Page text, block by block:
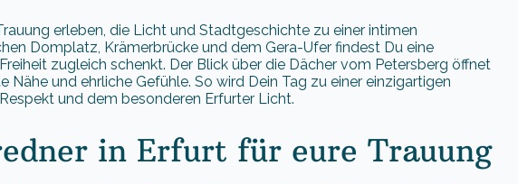
erleben, die Licht und Stadtgeschichte zu einer intimen
Domplatz, Krämerbrücke und dem Gera-Ufer findest Du eine
zugleich schenkt. Der Blick über die Dächer vom Petersberg öffnet
Nähe und ehrliche Gefühle. So wird Dein Tag zu einer einzigartigen
und dem besonderen Erfurter Licht.
in Erfurt für eure Trauung